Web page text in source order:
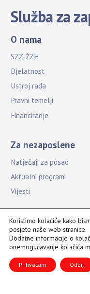
Služba za
O nama
SZZ-ŽZH
Djelatnost
Ustroj rada
Pravni temelji
Financiranje
Za nezaposlene
Natječaji za posao
Aktualni programi
Vijesti
Sva prava pridržana
Koristimo kolačiće kako
posjete naše web stranice.
Dodatne informacije o
onemogućavanje kolačića
Prihvaćam Odbij